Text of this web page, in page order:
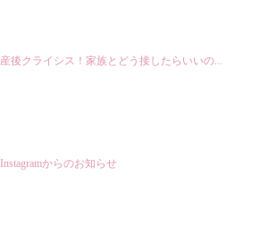
産後クライシス！家族とどう接したらいいの...
Instagramからのお知らせ